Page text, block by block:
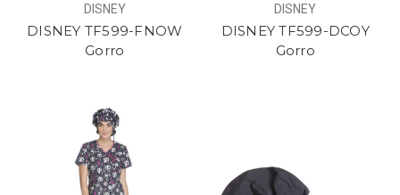
DISNEY
DISNEY TF599-FNOW
Gorro
DISNEY
DISNEY TF599-DCOY
Gorro